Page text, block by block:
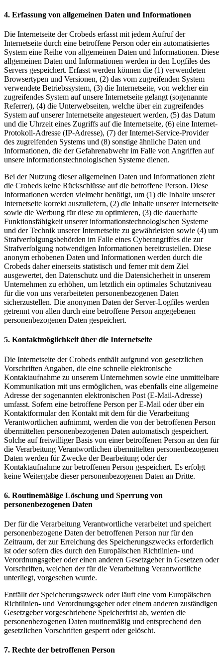
4. Erfassung von allgemeinen Daten und Informationen
Die Internetseite der Crobeds erfasst mit jedem Aufruf der
Internetseite durch eine betroffene Person oder ein automatisiertes
System eine Reihe von allgemeinen Daten und Informationen. Diese
allgemeinen Daten und Informationen werden in den Logfiles des
Servers gespeichert. Erfasst werden können die (1) verwendeten
Browsertypen und Versionen, (2) das vom zugreifenden System
verwendete Betriebssystem, (3) die Internetseite, von welcher ein
zugreifendes System auf unsere Internetseite gelangt (sogenannte
Referrer), (4) die Unterwebseiten, welche über ein zugreifendes
System auf unserer Internetseite angesteuert werden, (5) das Datum
und die Uhrzeit eines Zugriffs auf die Internetseite, (6) eine Internet-
Protokoll-Adresse (IP-Adresse), (7) der Internet-Service-Provider
des zugreifenden Systems und (8) sonstige ähnliche Daten und
Informationen, die der Gefahrenabwehr im Falle von Angriffen auf
unsere informationstechnologischen Systeme dienen.
Bei der Nutzung dieser allgemeinen Daten und Informationen zieht
die Crobeds keine Rückschlüsse auf die betroffene Person. Diese
Informationen werden vielmehr benötigt, um (1) die Inhalte unserer
Internetseite korrekt auszuliefern, (2) die Inhalte unserer Internetseite
sowie die Werbung für diese zu optimieren, (3) die dauerhafte
Funktionsfähigkeit unserer informationstechnologischen Systeme
und der Technik unserer Internetseite zu gewährleisten sowie (4) um
Strafverfolgungsbehörden im Falle eines Cyberangriffes die zur
Strafverfolgung notwendigen Informationen bereitzustellen. Diese
anonym erhobenen Daten und Informationen werden durch die
Crobeds daher einerseits statistisch und ferner mit dem Ziel
ausgewertet, den Datenschutz und die Datensicherheit in unserem
Unternehmen zu erhöhen, um letztlich ein optimales Schutzniveau
für die von uns verarbeiteten personenbezogenen Daten
sicherzustellen. Die anonymen Daten der Server-Logfiles werden
getrennt von allen durch eine betroffene Person angegebenen
personenbezogenen Daten gespeichert.
5. Kontaktmöglichkeit über die Internetseite
Die Internetseite der Crobeds enthält aufgrund von gesetzlichen
Vorschriften Angaben, die eine schnelle elektronische
Kontaktaufnahme zu unserem Unternehmen sowie eine unmittelbare
Kommunikation mit uns ermöglichen, was ebenfalls eine allgemeine
Adresse der sogenannten elektronischen Post (E-Mail-Adresse)
umfasst. Sofern eine betroffene Person per E-Mail oder über ein
Kontaktformular den Kontakt mit dem für die Verarbeitung
Verantwortlichen aufnimmt, werden die von der betroffenen Person
übermittelten personenbezogenen Daten automatisch gespeichert.
Solche auf freiwilliger Basis von einer betroffenen Person an den für
die Verarbeitung Verantwortlichen übermittelten personenbezogenen
Daten werden für Zwecke der Bearbeitung oder der
Kontaktaufnahme zur betroffenen Person gespeichert. Es erfolgt
keine Weitergabe dieser personenbezogenen Daten an Dritte.
6. Routinemäßige Löschung und Sperrung von
personenbezogenen Daten
Der für die Verarbeitung Verantwortliche verarbeitet und speichert
personenbezogene Daten der betroffenen Person nur für den
Zeitraum, der zur Erreichung des Speicherungszwecks erforderlich
ist oder sofern dies durch den Europäischen Richtlinien- und
Verordnungsgeber oder einen anderen Gesetzgeber in Gesetzen oder
Vorschriften, welchen der für die Verarbeitung Verantwortliche
unterliegt, vorgesehen wurde.
Entfällt der Speicherungszweck oder läuft eine vom Europäischen
Richtlinien- und Verordnungsgeber oder einem anderen zuständigen
Gesetzgeber vorgeschriebene Speicherfrist ab, werden die
personenbezogenen Daten routinemäßig und entsprechend den
gesetzlichen Vorschriften gesperrt oder gelöscht.
7. Rechte der betroffenen Person